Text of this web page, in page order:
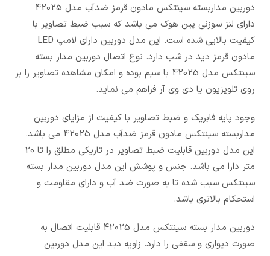
دوربین مداربسته سینتکس مادون قرمز ضدآب مدل 42025
دارای لنز سوزنی پین هوک می باشد که سبب ضبط تصاویر با
کیفیت بالایی شده است. این مدل دوربین دارای لامپ LED
مادون قرمز دید در شب دارد. نوع اتصال دوربین مدار بسته
سینتکس مدل 42025 با سیم بوده و امکان مشاهده تصاویر را بر
روی تلویزیون یا دی وی آر فراهم می نماید.
وجود پایه فابریک و ضبط تصاویر با کیفیت از مزایای دوربین
مداربسته سینتکس مادون قرمز ضدآب مدل 42025 می باشد.
این مدل دوربین قابلیت ضبط تصاویر در تاریکی مطلق را تا 20
متر دارا می باشد. جنس و پوشش این مدل دوربین مدار بسته
سینتکس سبب شده تا به صورت ضد آب و دارای مقاومت و
استحکام بالاتری باشد.
دوربین مدار بسته سینتکس مدل 42025 قابلیت اتصال به
صورت دیواری و سقفی را دارد. زاویه دید این مدل دوربین